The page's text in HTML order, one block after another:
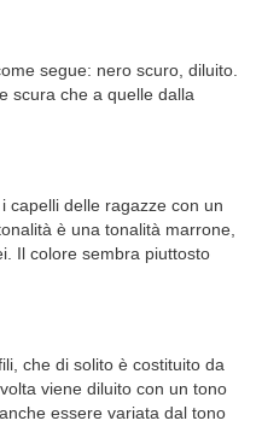
segue: nero scuro, diluito.
scura che a quelle dalla
capelli delle ragazze con un
è una tonalità marrone,
Il colore sembra piuttosto
che di solito è costituito da
viene diluito con un tono
essere variata dal tono